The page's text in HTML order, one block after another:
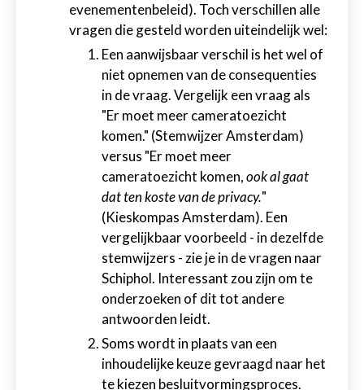
evenementenbeleid). Toch verschillen alle
vragen die gesteld worden uiteindelijk wel:
Een aanwijsbaar verschil is het wel of
niet opnemen van de consequenties
in de vraag. Vergelijk een vraag als
"Er moet meer cameratoezicht
komen." (Stemwijzer Amsterdam)
versus "Er moet meer
cameratoezicht komen,ook al gaat
dat ten koste van de privacy."
(Kieskompas Amsterdam). Een
vergelijkbaar voorbeeld - in dezelfde
stemwijzers - zie je in de vragen naar
Schiphol. Interessant zou zijn om te
onderzoeken of dit tot andere
antwoorden leidt.
Soms wordt in plaats van een
inhoudelijke keuze gevraagd naar het
te kiezen besluitvormingsproces.